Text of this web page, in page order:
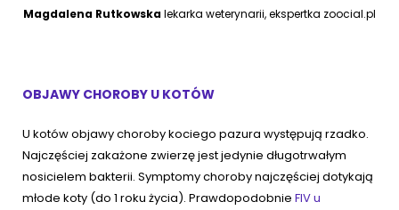
Magdalena Rutkowskalekarka weterynarii, ekspertka zoocial.pl
OBJAWY CHOROBY U KOTÓW
U kotów objawy choroby kociego pazura występują rzadko.
Najczęściej zakażone zwierzę jest jedynie długotrwałym
nosicielem bakterii. Symptomy choroby najczęściej dotykają
młode koty (do 1 roku życia). Prawdopodobnie FIV u